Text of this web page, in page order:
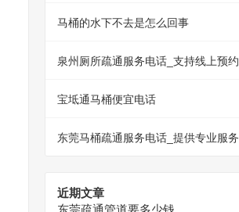
马桶的水下不去是怎么回事
泉州厕所疏通服务电话_支持线上预约
宝坻通马桶便宜电话
东莞马桶疏通服务电话_提供专业服务
近期文章